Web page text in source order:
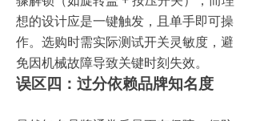
想的设计应是一键触发，且单手即可操
作。选购时需实际测试开关灵敏度，避
免因机械故障导致关键时刻失效。
误区四：过分依赖品牌知名度